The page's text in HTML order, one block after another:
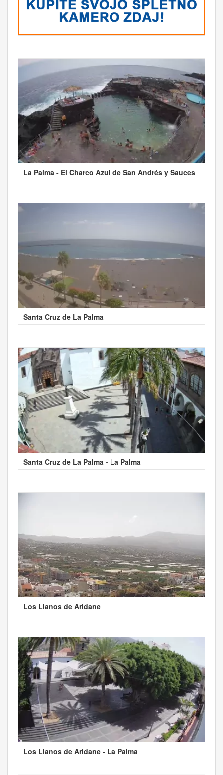
La Palma - El Charco Azul de San Andrés y Sauces
Santa Cruz de La Palma
Santa Cruz de La Palma - La Palma
Los Llanos de Aridane
Los Llanos de Aridane - La Palma